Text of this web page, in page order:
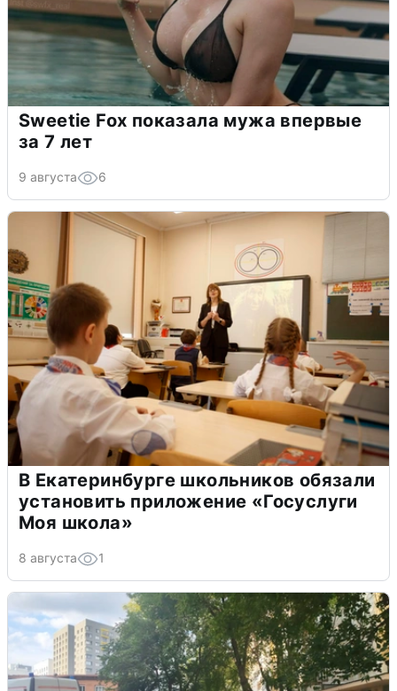
Sweetie Fox показала мужа впервые
за 7 лет
9 августа 6
В Екатеринбурге школьников обязали
установить приложение «Госуслуги
Моя школа»
8 августа 1